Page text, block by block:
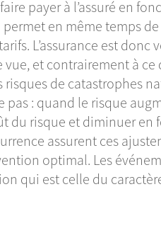
payer à l’assuré en
en même temps de
L’assurance est donc
et contrairement à ce
risques de catastrophes
: quand le risque
du risque et diminuer en
assurent ces
optimal. Les
qui est celle du